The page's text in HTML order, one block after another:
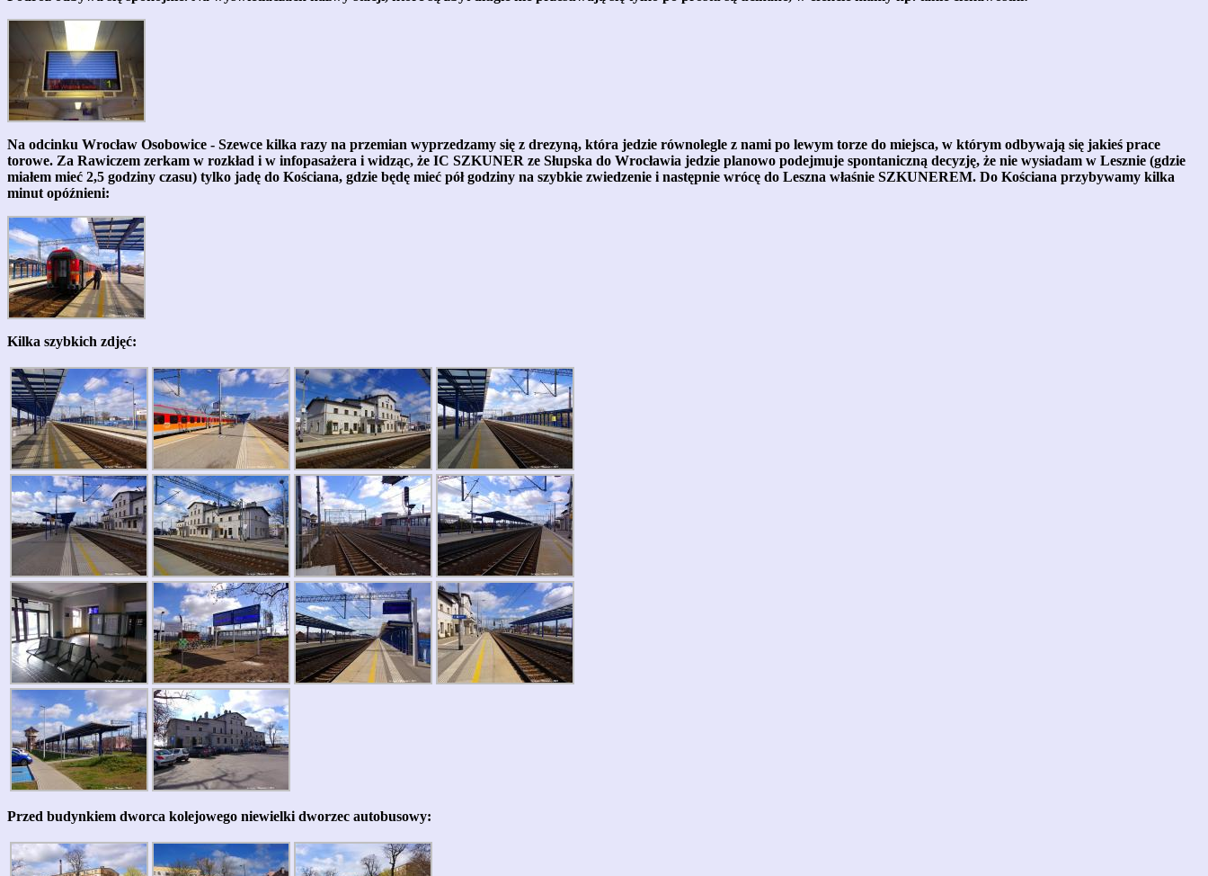
Na odcinku Wrocław Osobowice - Szewce kilka razy na przemian wyprzedzamy się z drezyną, która jedzie równolegle z nami po lewym torze do miejsca, w którym odbywają się jakieś prace
torowe. Za Rawiczem zerkam w rozkład i w infopasażera i widząc, że IC SZKUNER ze Słupska do Wrocławia jedzie planowo podejmuje spontaniczną decyzję, że nie wysiadam w Lesznie (gdzie
miałem mieć 2,5 godziny czasu) tylko jadę do Kościana, gdzie będę mieć pół godziny na szybkie zwiedzenie i następnie wrócę do Leszna właśnie SZKUNEREM. Do Kościana przybywamy kilka
minut opóźnieni:
Kilka szybkich zdjęć:
Przed budynkiem dworca kolejowego niewielki dworzec autobusowy: